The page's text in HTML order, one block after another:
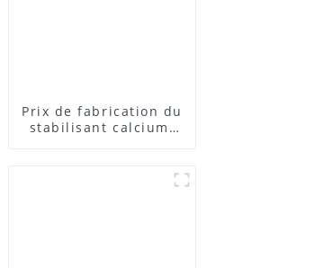
Prix ​​de fabrication du
stabilisant calcium-